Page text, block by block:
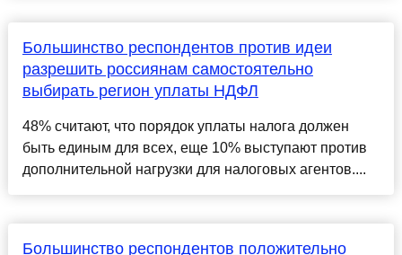
Большинство респондентов против идеи
разрешить россиянам самостоятельно
выбирать регион уплаты НДФЛ
48% считают, что порядок уплаты налога должен
быть единым для всех, еще 10% выступают против
дополнительной нагрузки для налоговых агентов....
Большинство респондентов положительно